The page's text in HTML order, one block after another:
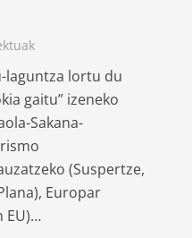
laguntza lortu du
gaitu” izeneko
Sakana-
(Suspertze,
Europar
EU)…